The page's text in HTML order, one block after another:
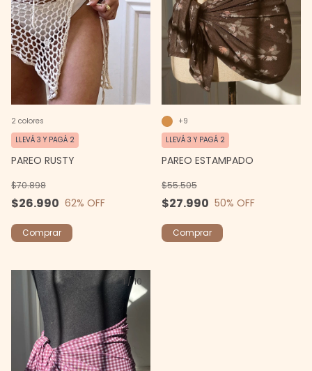
PAREO RUSTY
$26.990
$70.898
62% OFF
LLEVÁ 3 Y PAGÁ 2
2 colores
Comprar
PAREO ESTAMPADO
$27.990
$55.505
50% OFF
LLEVÁ 3 Y PAGÁ 2
+9
Comprar
1/10